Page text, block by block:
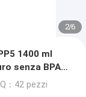
2/6
1400 ml
senza BPA
：42 pezzi